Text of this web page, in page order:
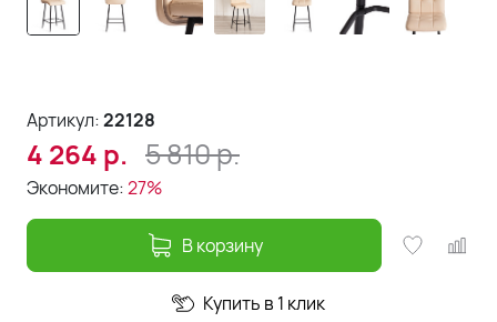
Артикул:22128
4 264 р. 5 810р.
Экономите:27%
В корзину
Купить в 1 клик